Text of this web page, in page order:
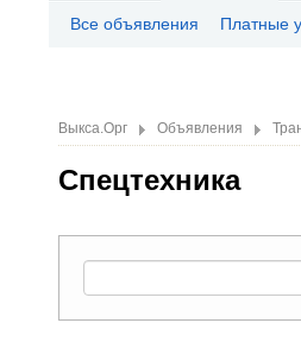
Все объявления Платные
Выкса.Орг Объявления
Спецтехника